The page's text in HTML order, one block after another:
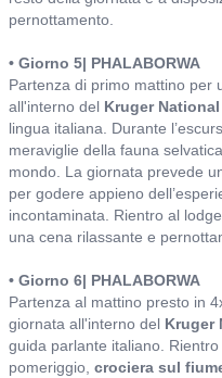
pernottamento.
• Giorno 5| PHALABORWA
Partenza di primo mattino per
all'interno del Kruger National
lingua italiana. Durante
meraviglie della fauna
mondo. La giornata prevede
per godere appieno
incontaminata. Rientro al
una cena rilassante e
• Giorno 6| PHALABORWA
Partenza al mattino presto in
giornata all'interno del Kruger
guida parlante italiano.
pomeriggio, crociera sul